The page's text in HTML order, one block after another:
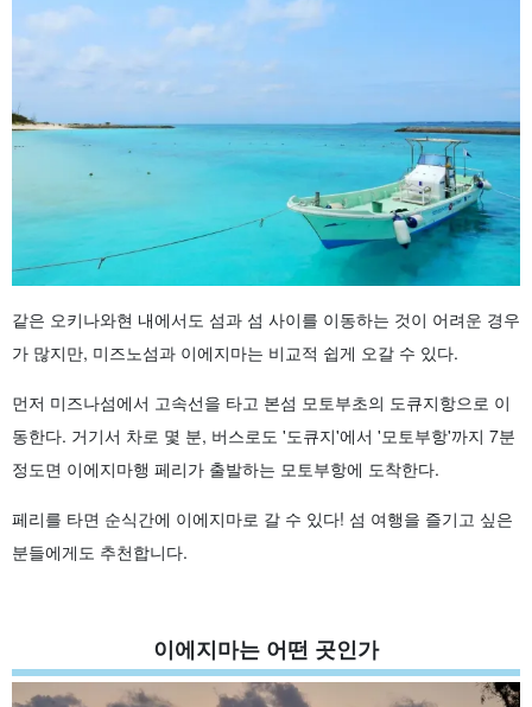
같은 오키나와현 내에서도 섬과 섬 사이를 이동하는 것이 어려운 경우
가 많지만, 미즈노섬과 이에지마는 비교적 쉽게 오갈 수 있다.
먼저 미즈나섬에서 고속선을 타고 본섬 모토부초의 도큐지항으로 이
동한다. 거기서 차로 몇 분, 버스로도 '도큐지'에서 '모토부항'까지 7분
정도면 이에지마행 페리가 출발하는 모토부항에 도착한다.
페리를 타면 순식간에 이에지마로 갈 수 있다! 섬 여행을 즐기고 싶은
분들에게도 추천합니다.
이에지마는 어떤 곳인가